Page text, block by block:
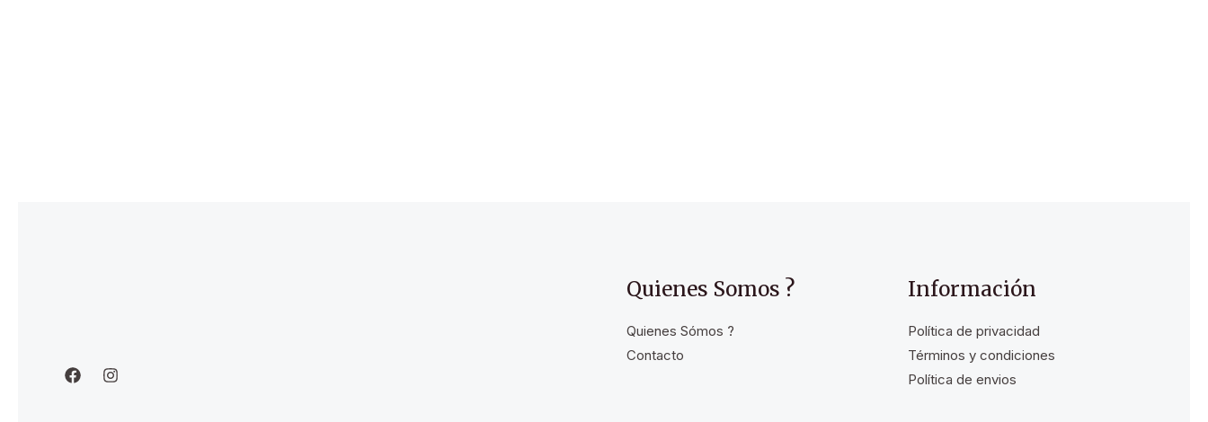
Quienes Somos ?
Quienes Sómos ?
Contacto
Información
Política de privacidad
Términos y condiciones
Política de envios